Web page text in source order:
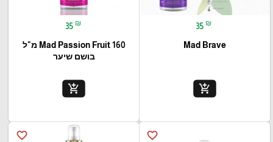
35 ₪
Mad Brave
add_shopping_cart
35 ₪
Mad Passion Fruit 160 מ"ל
בושם שיער
add_shopping_cart
favorite_border
favorite_border